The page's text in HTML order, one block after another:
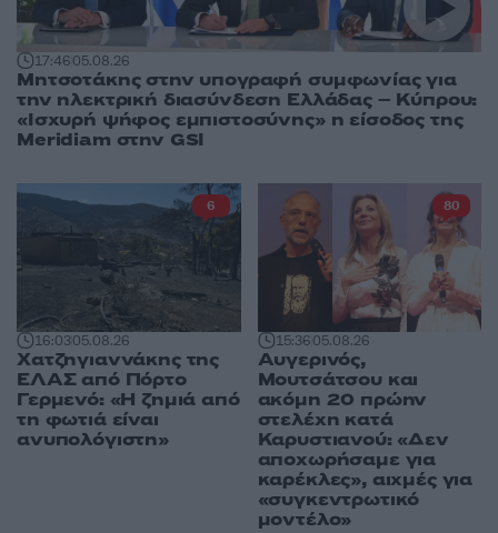
17:4605.08.26
Μητσοτάκης στην υπογραφή συμφωνίας για
την ηλεκτρική διασύνδεση Ελλάδας – Κύπρου:
«Ισχυρή ψήφος εμπιστοσύνης» η είσοδος της
Meridiam στην GSI
16:0305.08.26
Χατζηγιαννάκης της
ΕΛΑΣ από Πόρτο
Γερμενό: «Η ζημιά από
τη φωτιά είναι
ανυπολόγιστη»
6
15:3605.08.26
Αυγερινός,
Μουτσάτσου και
ακόμη 20 πρώην
στελέχη κατά
Καρυστιανού: «Δεν
αποχωρήσαμε για
καρέκλες», αιχμές για
«συγκεντρωτικό
μοντέλο»
80